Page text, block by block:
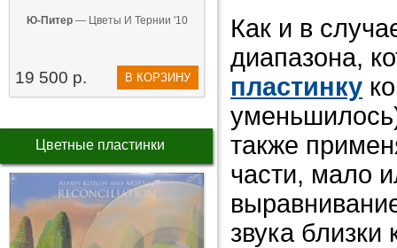
Ю-Питер— Цветы И Тернии '10
19 500 р. В КОРЗИНУ
Цветные пластинки
Как и в
диапазона,
пластинку
также
части, мало
звука